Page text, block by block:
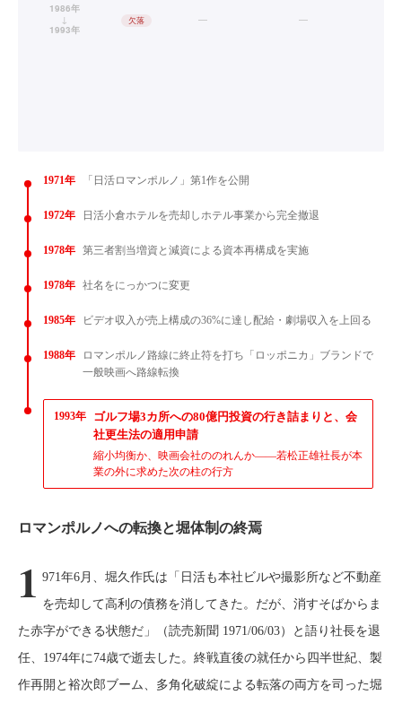
1986年
↓
1993年
欠落 — —
1971年 「日活ロマンポルノ」第1作を公開
1972年 日活小倉ホテルを売却しホテル事業から完全撤退
1978年 第三者割当増資と減資による資本再構成を実施
1978年 社名をにっかつに変更
1985年 ビデオ収入が売上構成の36%に達し配給・劇場収入を上回る
1988年
ロマンポルノ路線に終止符を打ち「ロッポニカ」ブランドで
一般映画へ路線転換
1993年
ゴルフ場3カ所への80億円投資の行き詰まりと、会
社更生法の適用申請
縮小均衡か、映画会社ののれんか——若松正雄社長が本
業の外に求めた次の柱の行方
ロマンポルノへの転換と堀体制の終焉
1 971年6月、堀久作氏は「日活も本社ビルや撮影所など不動産
を売却して高利の債務を消してきた。だが、消すそばからま
た赤字ができる状態だ」（読売新聞 1971/06/03）と語り社長を退
任、1974年に74歳で逝去した。終戦直後の就任から四半世紀、製
作再開と裕次郎ブーム、多角化破綻による転落の両方を司った堀